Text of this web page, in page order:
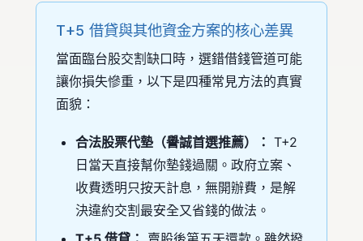
T+5 借貸與其他資金方案的核心差異
當面臨台股交割缺口時，選錯借錢管道可能
讓你損失慘重，以下是四種常見方法的真實
面貌：
合法股票代墊（譽誠首選推薦）： T+2
日當天直接幫你墊錢過關。政府立案、
收費透明只按天計息，無開辦費，是解
決違約交割最安全又省錢的做法。